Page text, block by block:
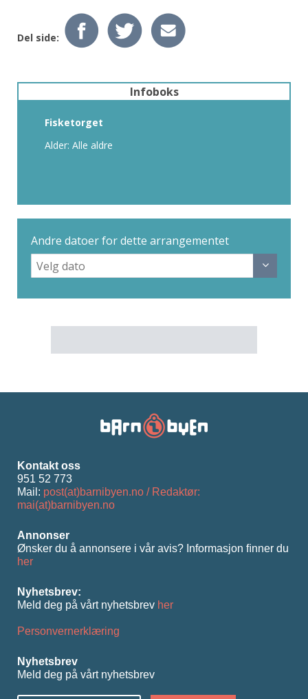
Del side:
Infoboks
Fisketorget
Alder: Alle aldre
Andre datoer for dette arrangementet
Kontakt oss
951 52 773
Mail: post(at)barnibyen.no / Redaktør:
mai(at)barnibyen.no
Annonser
Ønsker du å annonsere i vår avis? Informasjon ﬁnner du
her
Nyhetsbrev:
Meld deg på vårt nyhetsbrev her
Personvernerklæring
Nyhetsbrev
Meld deg på vårt nyhetsbrev